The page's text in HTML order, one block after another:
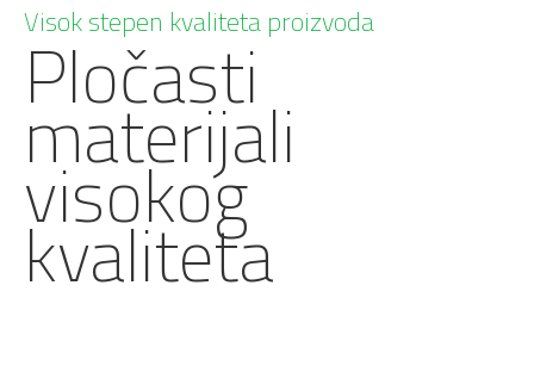
Visok stepen kvaliteta proizvoda
Pločasti
materijali
visokog
kvaliteta